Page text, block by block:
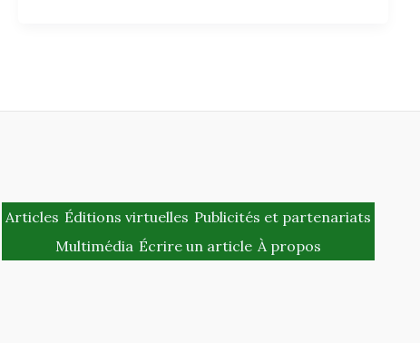
Articles Éditions virtuelles Publicités et partenariats
Multimédia Écrire un article À propos